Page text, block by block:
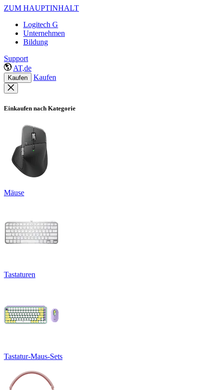
ZUM HAUPTINHALT
Logitech G
Unternehmen
Bildung
Support
AT,de
Kaufen Kaufen
Einkaufen nach Kategorie
Mäuse
Tastaturen
Tastatur-Maus-Sets